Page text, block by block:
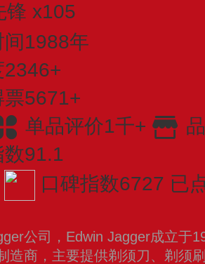
锋 x105
间1988年
2346+
票5671+
单品评价1千+
数91.1
口碑指数6727 已
公司，Edwin Jagger成立于
造商，主要提供剃须刀、剃须